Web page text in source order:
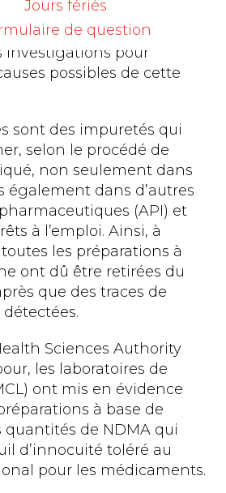
Jours fériés
de question
les autorités sanitaires du
de manière
investigations pour
possibles de cette
sont des impuretés qui
selon le procédé de
non seulement dans
également dans d’autres
(API) et
à l’emploi. Ainsi, à
toutes les préparations à
ont dû être retirées du
que des traces de
Sciences Authority
les laboratoires de
ont mis en évidence
à base de
de NDMA qui
d’innocuité toléré au
pour les médicaments.